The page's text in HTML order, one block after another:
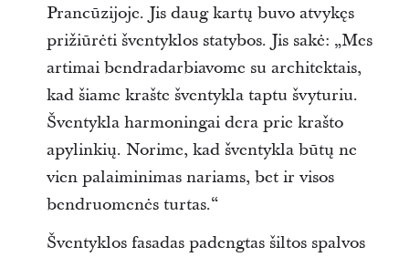
Prancūzijoje. Jis daug kartų buvo atvykęs
prižiūrėti šventyklos statybos. Jis sakė: „Mes
artimai bendradarbiavome su architektais,
kad šiame krašte šventykla taptu švyturiu.
Šventykla harmoningai dera prie krašto
apylinkių. Norime, kad šventykla būtų ne
vien palaiminimas nariams, bet ir visos
bendruomenės turtas.“
Šventyklos fasadas padengtas šiltos spalvos